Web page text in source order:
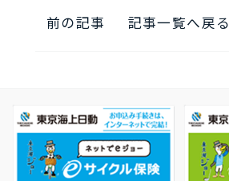
前の記事 記事一覧へ戻る